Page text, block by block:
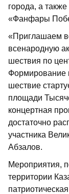
города, а
«Фанфары
«Приглашаем
всенародную
шествия по
Формирование
шествие
площади
концертная
достаточно
участника
Абзалов.
Мероприятия,
территории